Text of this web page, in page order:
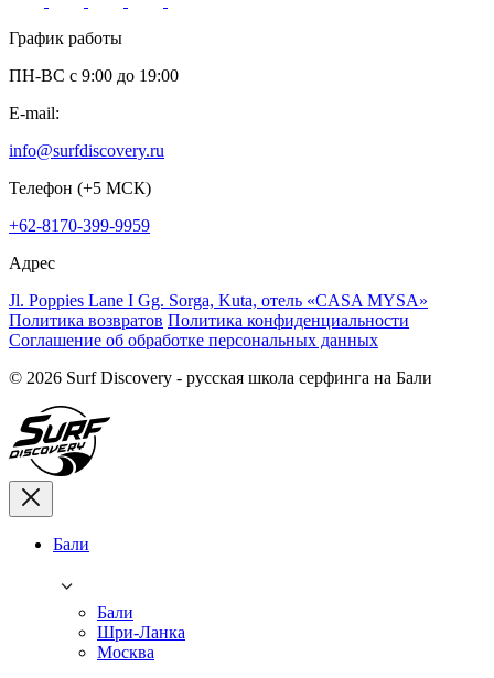
График работы
ПН-ВС c 9:00 до 19:00
E-mail:
info@surfdiscovery.ru
Телефон (+5 МСК)
+62-8170-399-9959
Адрес
Jl. Poppies Lane I Gg. Sorga, Kuta, отель «CASA MYSA»
Политика возвратов Политика конфиденциальности
Соглашение об обработке персональных данных
© 2026 Surf Discovery - русская школа серфинга на Бали
Бали
Бали
Шри-Ланка
Москва